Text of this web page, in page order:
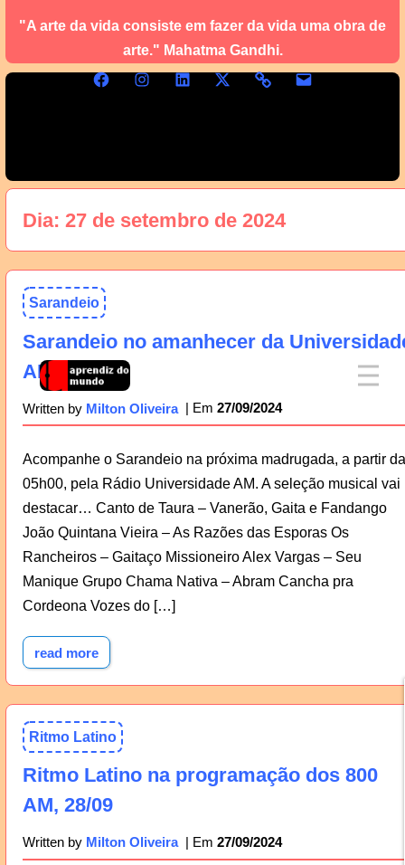
"A arte da vida consiste em fazer da vida uma obra de
arte." Mahatma Gandhi.
Dia: 27 de setembro de 2024
Sarandeio
Sarandeio no amanhecer da
AM, 28/09
Written by Milton Oliveira 27/09/2024
Acompanhe o Sarandeio na próxima madrugada, a partir
05h00, pela Rádio Universidade AM. A seleção musical vai
destacar… Canto de Taura – Vanerão, Gaita e Fandango
João Quintana Vieira – As Razões das Esporas Os
Rancheiros – Gaitaço Missioneiro Alex Vargas – Seu
Manique Grupo Chama Nativa – Abram Cancha pra
Cordeona Vozes do […]
read more
Ritmo Latino
Ritmo Latino na programação dos 800
AM, 28/09
Written by Milton Oliveira 27/09/2024